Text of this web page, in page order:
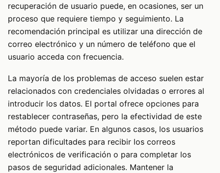
recuperación de usuario puede, en ocasiones, ser un
proceso que requiere tiempo y seguimiento. La
recomendación principal es utilizar una dirección de
correo electrónico y un número de teléfono que el
usuario acceda con frecuencia.
La mayoría de los problemas de acceso suelen estar
relacionados con credenciales olvidadas o errores al
introducir los datos. El portal ofrece opciones para
restablecer contraseñas, pero la efectividad de este
método puede variar. En algunos casos, los usuarios
reportan dificultades para recibir los correos
electrónicos de verificación o para completar los
pasos de seguridad adicionales. Mantener la